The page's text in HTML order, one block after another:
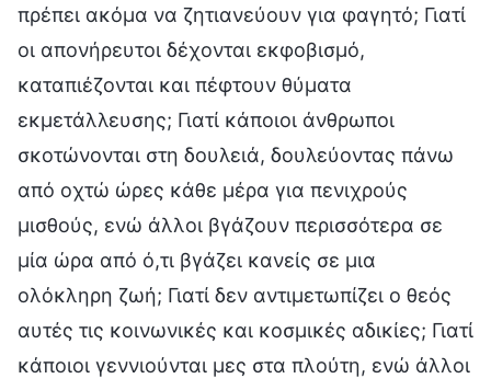
πρέπει ακόμα να ζητιανεύουν για φαγητό; Γιατί
οι απονήρευτοι δέχονται εκφοβισμό,
καταπιέζονται και πέφτουν θύματα
εκμετάλλευσης; Γιατί κάποιοι άνθρωποι
σκοτώνονται στη δουλειά, δουλεύοντας πάνω
από οχτώ ώρες κάθε μέρα για πενιχρούς
μισθούς, ενώ άλλοι βγάζουν περισσότερα σε
μία ώρα από ό,τι βγάζει κανείς σε μια
ολόκληρη ζωή; Γιατί δεν αντιμετωπίζει ο θεός
αυτές τις κοινωνικές και κοσμικές αδικίες; Γιατί
κάποιοι γεννιούνται μες στα πλούτη, ενώ άλλοι